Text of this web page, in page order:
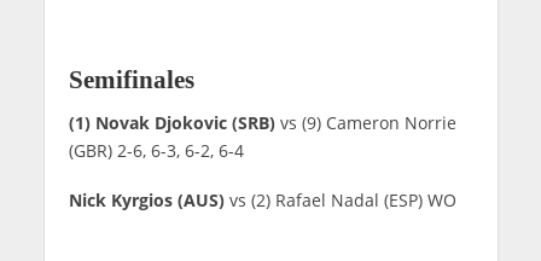
Semifinales
(1) Novak Djokovic (SRB)vs (9) Cameron Norrie
(GBR) 2-6, 6-3, 6-2, 6-4
Nick Kyrgios (AUS)vs (2) Rafael Nadal (ESP) WO